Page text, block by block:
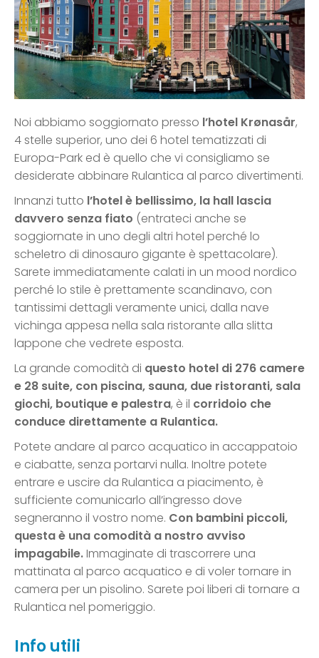
Noi abbiamo soggiornato presso l’hotel Krønasår,
4 stelle superior, uno dei 6 hotel tematizzati di
Europa-Park ed è quello che vi consigliamo se
desiderate abbinare Rulantica al parco divertimenti.
Innanzi tutto l’hotel è bellissimo, la hall lascia
davvero senza fiato (entrateci anche se
soggiornate in uno degli altri hotel perché lo
scheletro di dinosauro gigante è spettacolare).
Sarete immediatamente calati in un mood nordico
perché lo stile è prettamente scandinavo, con
tantissimi dettagli veramente unici, dalla nave
vichinga appesa nella sala ristorante alla slitta
lappone che vedrete esposta.
La grande comodità di questo hotel di 276 camere
e 28 suite, con piscina, sauna, due ristoranti, sala
giochi, boutique e palestra, è il corridoio che
conduce direttamente a Rulantica.
Potete andare al parco acquatico in accappatoio
e ciabatte, senza portarvi nulla. Inoltre potete
entrare e uscire da Rulantica a piacimento, è
sufficiente comunicarlo all’ingresso dove
segneranno il vostro nome. Con bambini piccoli,
questa è una comodità a nostro avviso
impagabile.Immaginate di trascorrere una
mattinata al parco acquatico e di voler tornare in
camera per un pisolino. Sarete poi liberi di tornare a
Rulantica nel pomeriggio.
Info utili